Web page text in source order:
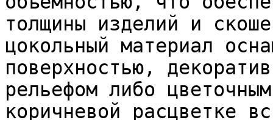
толщины изделий и
цокольный материал
поверхностью,
рельефом либо
коричневой расцветке